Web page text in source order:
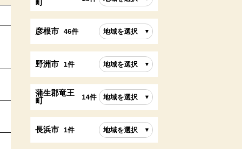
町
彦根市 46件 地域を選択
野洲市 1件 地域を選択
蒲生郡竜王
町
14件 地域を選択
長浜市 1件 地域を選択